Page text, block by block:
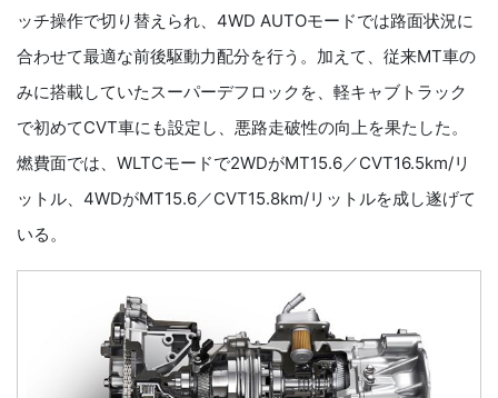
ッチ操作で切り替えられ、4WD AUTOモードでは路面状況に
合わせて最適な前後駆動力配分を行う。加えて、従来MT車の
みに搭載していたスーパーデフロックを、軽キャブトラック
で初めてCVT車にも設定し、悪路走破性の向上を果たした。
燃費面では、WLTCモードで2WDがMT15.6／CVT16.5km/リ
ットル、4WDがMT15.6／CVT15.8km/リットルを成し遂げて
いる。